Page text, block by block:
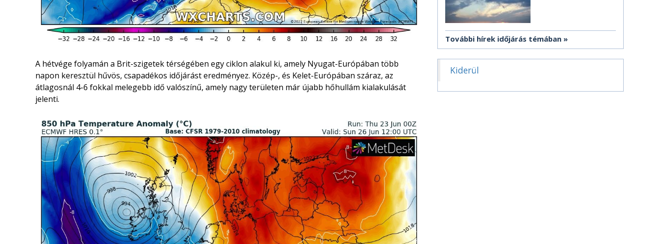
A hétvége folyamán a Brit-szigetek térségében egy ciklon alakul ki, amely Nyugat-Európában több
napon keresztül hűvös, csapadékos időjárást eredményez. Közép-, és Kelet-Európában száraz, az
átlagosnál 4-6 fokkal melegebb idő valószínű, amely nagy területen már újabb hőhullám kialakulását
jelenti.
További hírek időjárás témában
Kiderül